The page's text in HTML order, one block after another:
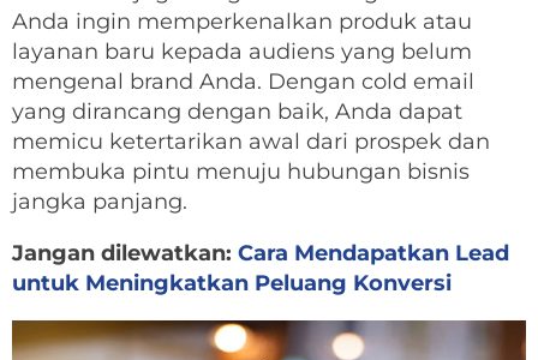
Anda ingin memperkenalkan produk atau
layanan baru kepada audiens yang belum
mengenal brand Anda. Dengan cold email
yang dirancang dengan baik, Anda dapat
memicu ketertarikan awal dari prospek dan
membuka pintu menuju hubungan bisnis
jangka panjang.
Jangan dilewatkan: Cara Mendapatkan Lead
untuk Meningkatkan Peluang Konversi